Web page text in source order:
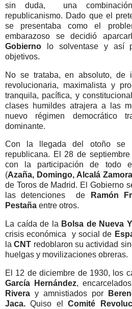
sin duda,
una
republicanismo. Dado que el
se presentaba como el
embarazoso se decidió
Gobierno lo solventase y así
objetivos.
No se trataba, en absoluto, de
revolucionaria, maximalista y
tranquila, pacífica, y
clases humildes atrajera a las
nuevo régimen democrático
dominante.
Con la llegada del otoño se
republicana. El 28 de
con la participación de todo
(Azaña, Domingo, Alcalá
de Toros de Madrid. El Gobierno
las detenciones
de
Ramón
Pestaña entre otros.
La caída de la Bolsa de Nueva
crisis económica
y social de
laCNT redoblaron su actividad
huelgas y movilizaciones obreras.
El 12 de diciembre de 1930, los
García Hernández,
Rivera y amnistiados por
Jaca. Quiso elComité